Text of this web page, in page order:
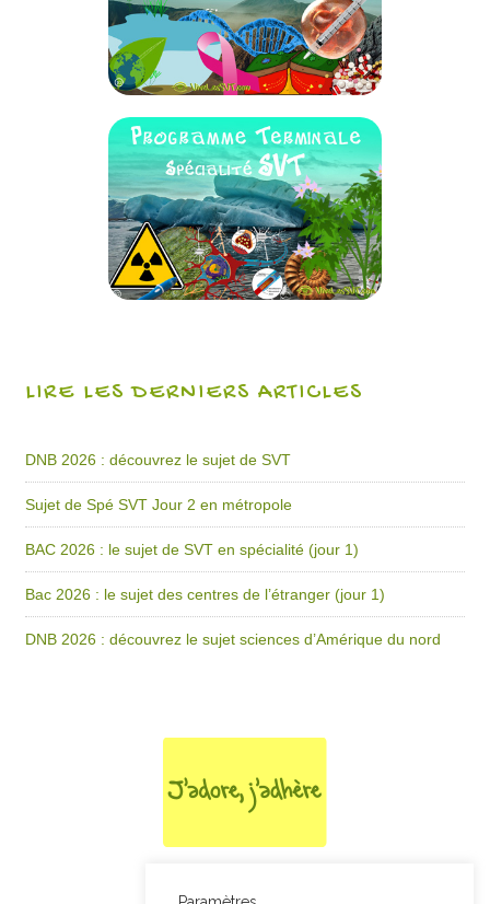
LIRE LES DERNIERS ARTICLES
DNB 2026 : découvrez le sujet de SVT
Sujet de Spé SVT Jour 2 en métropole
BAC 2026 : le sujet de SVT en spécialité (jour 1)
Bac 2026 : le sujet des centres de l’étranger (jour 1)
DNB 2026 : découvrez le sujet sciences d’Amérique du nord